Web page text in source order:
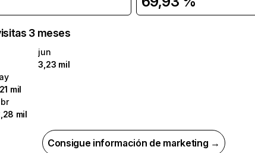
3 meses
jun
3,23 mil
mil
mil
Consigue información de marketing →